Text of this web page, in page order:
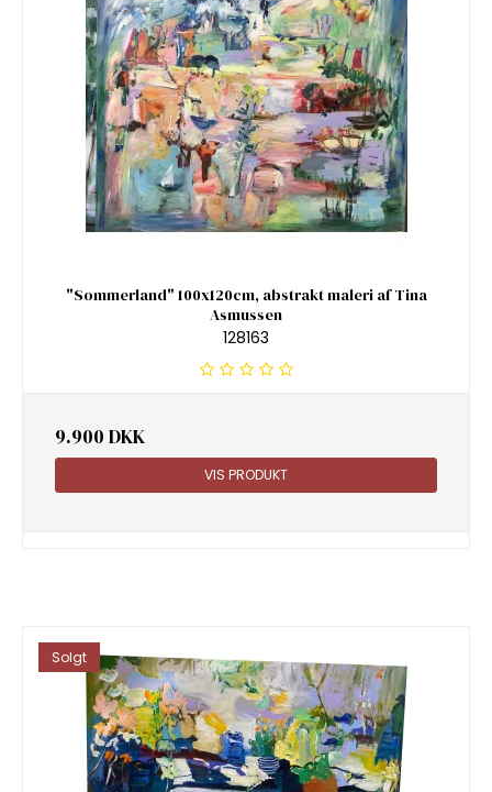
"Sommerland" 100x120cm, abstrakt maleri af Tina
Asmussen
128163
9.900 DKK
VIS PRODUKT
Solgt